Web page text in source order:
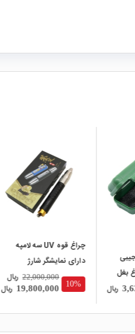
ریال 10%
چراغ قوه UV سه لامپه
دارای نمایشگر شارژ
19,800,000 ریال
22,000,000 ریال